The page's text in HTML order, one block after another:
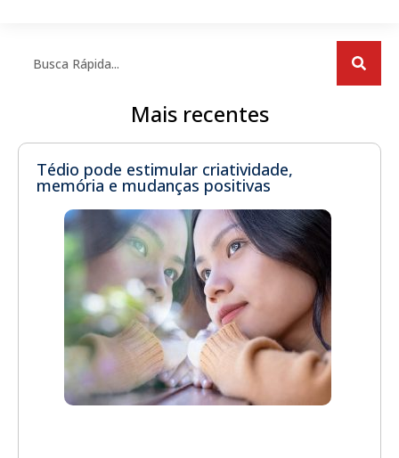
Mais recentes
Tédio pode estimular criatividade,
memória e mudanças positivas